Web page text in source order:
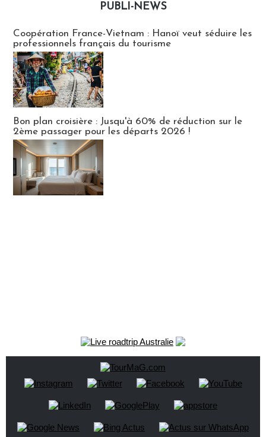
PUBLI-NEWS
Coopération France-Vietnam : Hanoï veut séduire les
professionnels français du tourisme
Bon plan croisière : Jusqu'à 60% de réduction sur le
2ème passager pour les départs 2026 !